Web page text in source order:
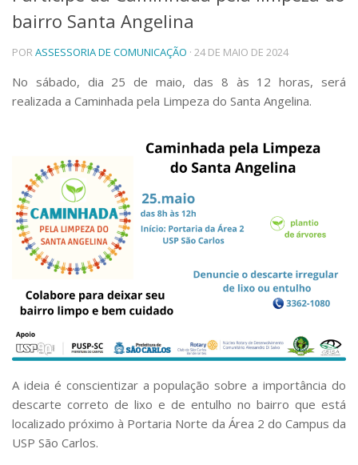
Telefones e Mapas
Pessoas
Ensino
Graduação
Pós-Graduação
Educação a distância
Linhas de Pesquisa
Centros, Núcleos e Projetos em Rede
Pós-doutorado
Iniciação Científica
Transferência de Tecnologia
Empresas Juniores
Projetos, Programas e Cursos
Museus e Espaços Interativos
Serviços
Bibliotecas
Apoio ao Estudante
Segurança, Trânsito e Prevenção
RH, Administrativo e Financeiro
bairro Santa Angelina
PORASSESSORIA DE COMUNICAÇÃO · 24 DE MAIO DE 2024
No sábado, dia 25 de maio, das 8 às 12 horas, será
realizada a Caminhada pela Limpeza do Santa Angelina.
A ideia é conscientizar a população sobre a importância do
descarte correto de lixo e de entulho no bairro que está
localizado próximo à Portaria Norte da Área 2 do Campus da
USP São Carlos.